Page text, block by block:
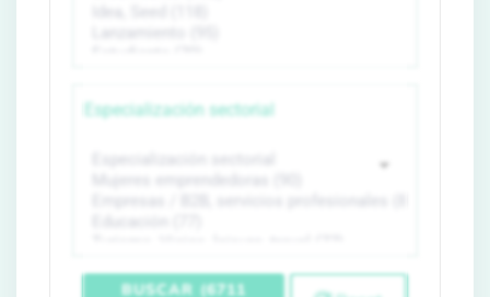
Especialización sectorial
BUSCAR (6711